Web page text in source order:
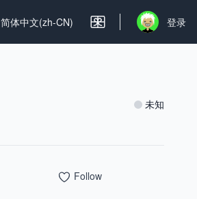
Set language
简体中文(zh-CN) Open user
登录
未知
Follow